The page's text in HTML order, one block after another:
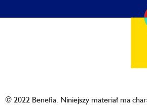
© 2022 Benefia. Niniejszy materiał ma